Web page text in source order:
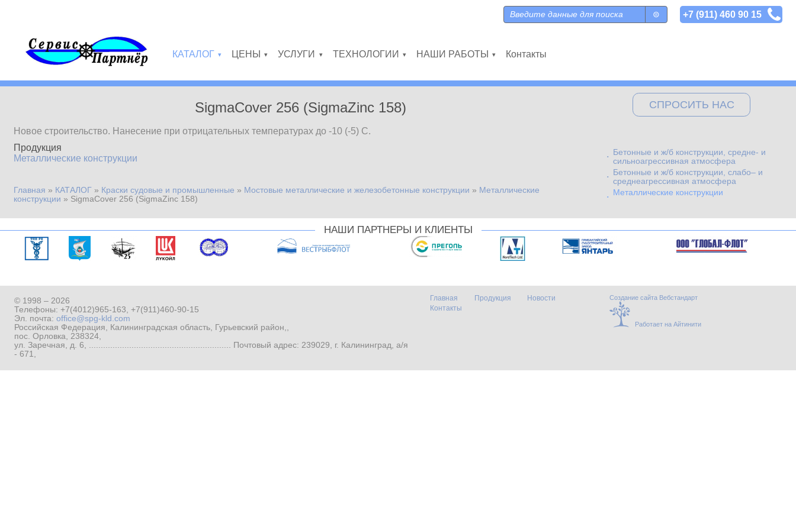
Форма поиска
Поиск +7 (911) 460 90 15
КАТАЛОГ ЦЕНЫ УСЛУГИ ТЕХНОЛОГИИ НАШИ РАБОТЫ Контакты
SigmaCover 256 (SigmaZinc 158)
Новое строительство. Нанесение при отрицательных температурах до -10 (-5) С.
Продукция
Металлические конструкции
Вы здесь
Главная » КАТАЛОГ » Краски судовые и промышленные » Мостовые металлические и железобетонные конструкции » Металлические
конструкции » SigmaCover 256 (SigmaZinc 158)
СПРОСИТЬ НАС
Бетонные и ж/б конструкции, средне- и
сильноагрессивная атмосфера
Бетонные и ж/б конструкции, слабо– и
среднеагрессивная атмосфера
Металлические конструкции
НАШИ ПАРТНЕРЫ И КЛИЕНТЫ
© 1998 – 2026
Телефоны: +7(4012)965-163 +7(911)460-90-15
Эл. почта: office@spg-kld.com
Российская Федерация, Калининградская область, Гурьевский район,,
пос. Орловка, 238324,
ул. Заречная, д. 6, ............................................................ Почтовый адрес: 239029, г. Калининград, а/я
- 671,
Главная Продукция
Новости
Контакты
Создание сайта Вебстандарт
Работает на Айтинити